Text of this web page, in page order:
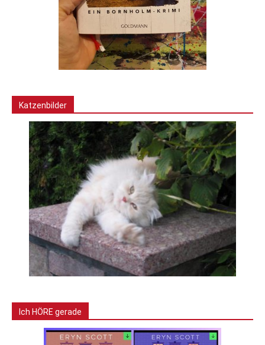
Katzenbilder
Ich HÖRE gerade